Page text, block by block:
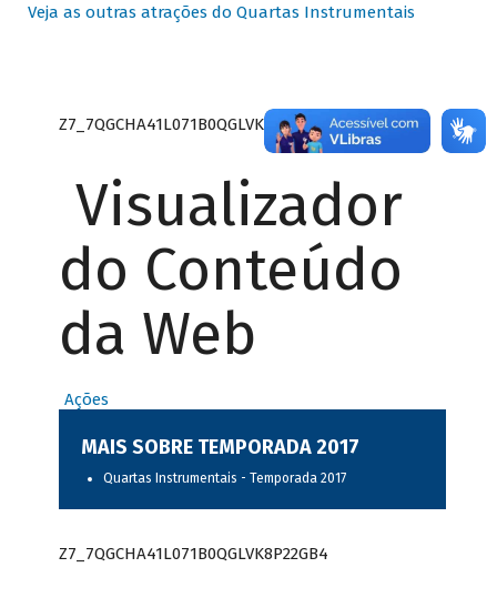
Veja as outras atrações do Quartas Instrumentais
Z7_7QGCHA41L071B0QGLVK8P22GJ7
Visualizador
do Conteúdo
da Web
Ações
MAIS SOBRE TEMPORADA 2017
Quartas Instrumentais - Temporada 2017
Z7_7QGCHA41L071B0QGLVK8P22GB4